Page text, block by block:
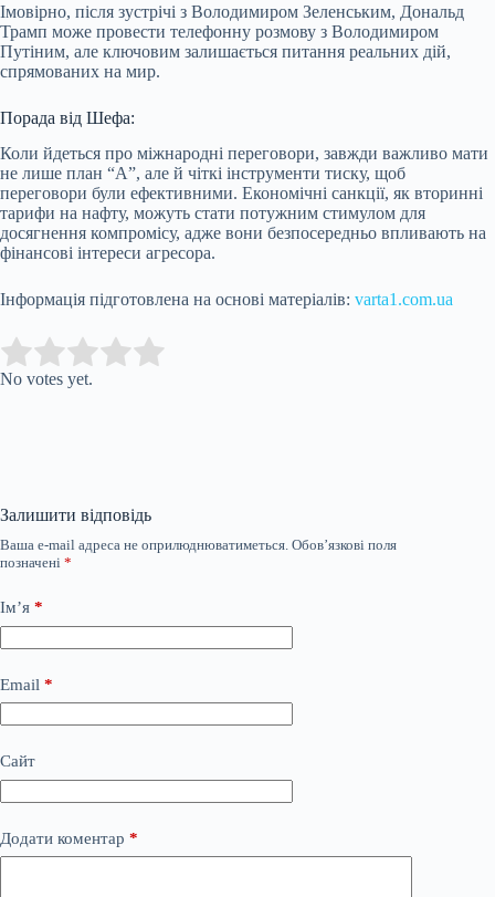
Імовірно, після зустрічі з Володимиром Зеленським, Дональд
Трамп може провести телефонну розмову з Володимиром
Путіним, але ключовим залишається питання реальних дій,
спрямованих на мир.
Порада від Шефа:
Коли йдеться про міжнародні переговори, завжди важливо мати
не лише план “А”, але й чіткі інструменти тиску, щоб
переговори були ефективними. Економічні санкції, як вторинні
тарифи на нафту, можуть стати потужним стимулом для
досягнення компромісу, адже вони безпосередньо впливають на
фінансові інтереси агресора.
Інформація підготовлена на основі матеріалів: varta1.com.ua
Rate this item:
No votes yet.
Залишити відповідь
Ваша e-mail адреса не оприлюднюватиметься. Обов’язкові поля
позначені *
Ім’я *
Email *
Сайт
Додати коментар *